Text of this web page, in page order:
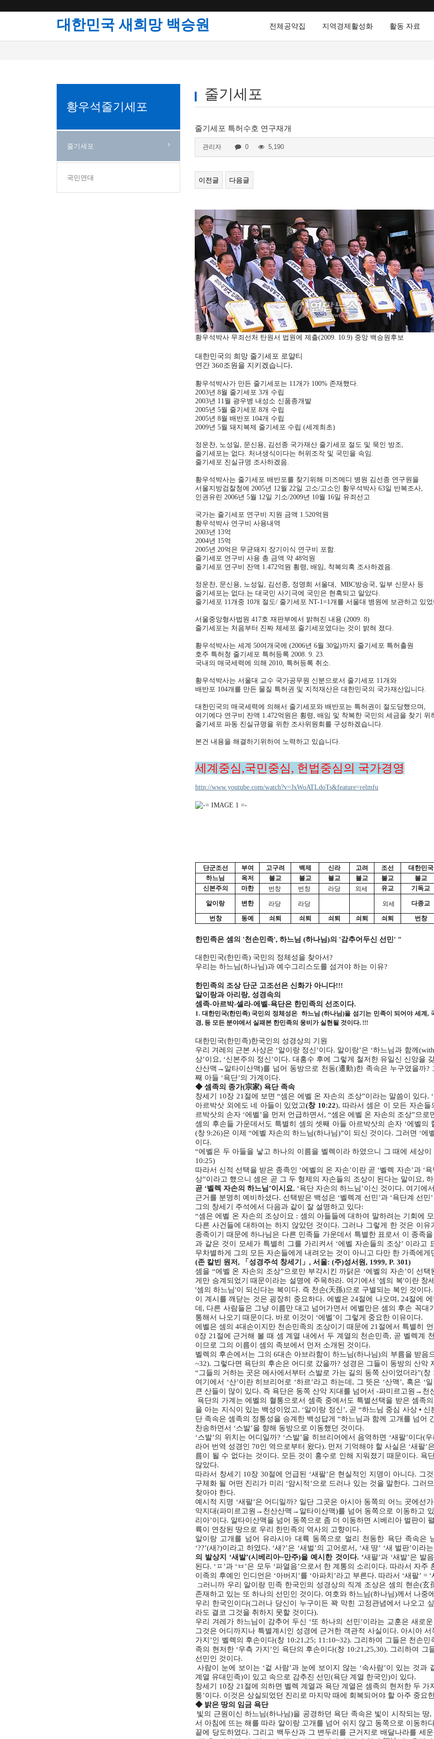
대한민국 새희망 백승원 전체공약집 지역경제활성화 활동 자료
황우석줄기세포
줄기세포
국민연대
줄기세포
줄기세포 특허수호 연구재개
관리자 0 5,190
이전글 다음글
황우석박사 무죄선처 탄원서 법원에 제출(2009. 10.9) 중앙 백승원후보
대한민국의 희망 줄기세포 로얄티
연간 360조원을 지키겠습니다.
황우석박사가 만든 줄기세포는 11개가 100% 존재했다.
2003년 8월 줄기세포 3개 수립
2003년 11월 광우병 내성소 신품종개발
2005년 5월 줄기세포 8개 수립
2005년 8월 배반포 104개 수립
2009년 5월 돼지복제 줄기세포 수립 (세계최초)
정운찬, 노성일, 문신용, 김선종 국가재산 줄기세포 절도 및 묵인 방조,
줄기세포는 없다. 처녀생식이다는 허위조작 및 국민을 속임.
줄기세포 진실규명 조사하겠음.
황우석박사는 줄기세포 배반포를 찾기위해 미즈메디 병원 김선종 연구원을
서울지방검찰청에 2005년 12월 22일 고소/고소인 황우석박사 63일 반복조사,
인권유린 2006년 5월 12일 기소/2009년 10월 16일 유죄선고
국가는 줄기세포 연구비 지원 금액 1.520억원
황우석박사 연구비 사용내역
2003년 13억
2004년 15억
2005년 20억은 무균돼지 장기이식 연구비 포함.
줄기세포 연구비 사용 총 금액 약 48억원
줄기세포 연구비 잔액 1.472억원 횡령, 배임, 착복의혹 조사하겠음.
정운찬, 문신용, 노성일, 김선종, 정명희 서울대, MBC방송국, 일부 신문사 등
줄기세포는 없다.는 대국민 사기극에 국민은 현혹되고 말았다.
줄기세포 11개중 10개 절도/ 줄기세포 NT-1=1개를 서울대 병원에 보관하고 있
서울중앙형사법원 417호 재판부에서 밝혀진 내용 (2009. 8)
줄기세포는 처음부터 진짜 체세포 줄기세포였다는 것이 밝혀 졌다.
황우석박사는 세계 50여개국에 (2006년 6월 30일)까지 줄기세포 특허출원
호주 특허청 줄기세포 특허등록 2008. 9. 23.
국내의 매국세력에 의해 2010, 특허등록 취소.
황우석박사는 서울대 교수 국가공무원 신분으로서 줄기세포 11개와
배반포 104개를 만든 물질 특허권 및 지적재산은 대한민국의 국가재산입니다.
대한민국의 매국세력에 의해서 줄기세포와 배반포는 특허권이 절도당했으며,
여기에다 연구비 잔액 1.472억원은 횡령, 배임 및 착복한 국민의 세금을 찾기 위
줄기세포 파동 진실규명을 위한 조사위원회를 구성하겠습니다.
본건 내용을 해결하기위하여 노력하고 있습니다.
세계중심,국민중심, 헌법중심의 국가경영
http://www.youtube.com/watch?v=JxWoATLdoTs&feature=relmfu
단군조선 부여 고구려 백제 신라 고려 조선
대한민국
하느님
옥저 불교 불교 불교 불교 불교
불교
신본주의
마한 번창 번창 라당 외세 유교 기독교
알이랑 변한 라당 라당 외세 다종교
번창 동예 쇠퇴 쇠퇴 쇠퇴 쇠퇴 쇠퇴 번창
한민족은 셈의 '천손민족', 하느님 (하나님)의 '감추어두신 선민' "
대한민국(한민족) 국민의 정체성을 찾아서?
우리는 하느님(하나님)과 예수그리스도를 섬겨야 하는 이유?
한민족의 조상 단군 고조선은 신화가 아니다!!!
알이랑과 아리랑, 성경속의
셈족-아르박-셀라-에벨-욕단은 한민족의 선조이다.
1. 대한민국(한민족) 국민의 정체성은 하느님 (하나님)을 섬기는 민족이 되어야 세계,
경, 등 모든 분야에서 실패본 한민족의 웅비가 실현될 것이다. !!!
대한민국(한민족)한국인의 성경상의 기원
우리 겨레의 근본 사상은 ‘알이랑 정신’이다. 알이랑’은 ‘하느님과 함께
상’이요, ‘신본주의 정신’이다. 대홍수 후에 그렇게 철저한 유일신 신앙
산산맥→알타이산맥)를 넘어 동방으로 천동(遷動)한 족속은 누구였을까
째 아들 ‘욕단’의 가계이다.
◆ 셈족의 종가(宗家) 욕단 족속
창세기 10장 21절에 보면 “셈은 에벨 온 자손의 조상”이라는 말씀이 있다.
아르박삿 외에도 네 아들이 있었고(창 10:22), 따라서 셈은 이 모든 자손
르박삿의 손자 ‘에벨’을 먼저 언급하면서, “셈은 에벨 온 자손의 조상”으
셈의 후손들 가운데서도 특별히 셈의 셋째 아들 아르박삿의 손자 ‘에벨의
(창 9:26)은 이제 “에벨 자손의 하느님(하나님)”이 되신 것이다. 그러면 ‘에
이다.
“에벨은 두 아들을 낳고 하나의 이름을 벨렉이라 하였으니 그 때에 세상
10:25)
따라서 신적 선택을 받은 종족인 ‘에벨의 온 자손’이란 곧 ‘벨렉 자손’과 ‘
상”이라고 했으니 셈은 곧 그 두 형제의 자손들의 조상이 된다는 말이요,
곧 ‘벨렉 자손의 하느님’이시요, ‘욕단 자손의 하느님’이신 것이다. 여기
근거를 분명히 예비하셨다. 선택받은 백성은 ‘벨렉계 선민’과 ‘욕단계 선
그의 창세기 주석에서 다음과 같이 잘 설명하고 있다:
“셈은 에벨 온 자손의 조상이요 : 셈의 아들들에 대하여 말하려는 기회에
다른 사건들에 대하여는 하지 않았던 것이다. 그러나 그렇게 한 것은 이
종족이기 때문에 하나님은 다른 민족들 가운데서 특별한 표로서 이 종족
과 같은 것이 모세가 특별히 그를 가리켜서 ‘에벨 자손들의 조상’ 이라
무차별하게 그의 모든 자손들에게 내려오는 것이 아니고 다만 한 가족에
(존 칼빈 원저, 「성경주석 창세기」, 서울: (주)성서원, 1999, P. 301)
셈을 “에벨 온 자손의 조상”으로만 부각시킨 까닭은 ‘에벨의 자손’이 선
게만 승계되었기 때문이라는 설명에 주목하라. 여기에서 '셈의 복'이란 창
'셈의 하느님'이 되신다는 복이다. 즉 천손(天孫)으로 구별되는 복인 것이다.
이 계시를 깨닫는 것은 굉장히 중요하다. 에벨은 24절에 나오며, 24절에
데, 다른 사람들은 그냥 이름만 대고 넘어가면서 에벨만은 셈의 후손 꼭대
통해서 나오기 때문이다. 바로 이것이 ‘에벨’이 그렇게 중요한 이유이다.
에벨은 셈의 4대손이지만 천손민족의 조상이기 때문에 21절에서 특별히
0장 21절에 근거해 볼 때 셈 계열 내에서 두 계열의 천손민족, 곧 벨렉계
이므로 그의 이름이 셈의 족보에서 먼저 소개된 것이다.
벨렉의 후손에서는 그의 6대손 아브라함이 하느님(하나님)의 부름을 받음
~32). 그렇다면 욕단의 후손은 어디로 갔을까? 성경은 그들이 동방의 산악
“그들의 거하는 곳은 메사에서부터 스발로 가는 길의 동쪽 산이었더라”(창
여기에서 ‘산’이란 히브리어로 ‘하르’라고 하는데, 그 뜻은 ‘산맥’, 혹은 ‘
큰 산들이 많이 있다. 즉 욕단은 동쪽 산악 지대를 넘어서 -파미르고원→
욕단의 가계는 에벨의 혈통으로서 셈족 중에서도 특별선택을 받은 셈족
을 아는 지식이 있는 백성이었고, ‘알이랑 정신’, 곧 “하느님 중심 사상 •
단 족속은 셈족의 정통성을 승계한 백성답게 “하느님과 함께 고개를 넘어
찬송하면서 ‘스발’을 향해 동방으로 이동했던 것이다.
‘스발’의 위치는 어디일까? ‘스발’을 히브리어에서 음역하면 ‘새팔’이다
라어 번역 성경인 70인 역으로부터 왔다). 먼저 기억해야 할 사실은 ‘새팔
름이 될 수 없다는 것이다. 모든 것이 홍수로 인해 지워졌기 때문이다. 욕
않았다.
따라서 창세기 10장 30절에 언급된 ‘새팔’은 현실적인 지명이 아니다. 그
구체화 될 어떤 진리가 미리 ‘암시적’으로 드러나 있는 것을 말한다. 그러
찾아야 한다.
예시적 지명 ‘새팔’은 어디일까? 일단 그곳은 아시아 동쪽의 어느 곳에선
악지대(파미르고원→천산산맥→알타이산맥)를 넘어 동쪽으로 이동하고
리아’이다. 알타이산맥을 넘어 동쪽으로 좀 더 이동하면 시베리아 벌판이
륙이 연장된 땅으로 우리 한민족의 역사의 고향이다.
알이랑 고개를 넘어 유라시아 대륙 동쪽으로 멀리 천동한 욕단 족속은
‘??’(새?)이라고 하였다. ‘새?’은 ‘새벌’의 고어로서, ‘새 땅’ ‘새 벌판’이라
의 발상지 ‘새발’(시베리아~만주)을 예시한 것이다. ‘새팔’과 ‘새발’은 발
된다. ‘ㅍ’과 ‘ㅂ’은 모두 ‘파열음’으로서 한 계통의 소리이다. 따라서 자주
이족의 후예인 인디언은 ‘아버지’를 ‘아파치’라고 부른다. 따라서 ‘새팔’ =
그 러니까 우리 알이랑 민족 한국인의 성경상의 직계 조상은 셈의 현손(玄
존재하고 있는 또 하나의 선민인 것이다. 여호와 하느님(하나님)께서 나중
우리 한국인이다(그러나 당신이 누구이든 꽉 막힌 고정관념에서 나오고
라도 결코 그것을 취하지 못할 것이다).
우리 겨레가 하느님이 감추어 두신 ‘또 하나의 선민’이라는 교훈은 새로
그것은 어디까지나 특별계시인 성경에 근거한 객관적 사실이다. 아시아
가지’인 벨렉의 후손이다(창 10:21,25; 11:10~32). 그리하여 그들은 천손
족의 현저한 ‘우측 가지’인 욕단의 후손이다(창 10:21,25,30). 그리하여
선민인 것이다.
사람이 눈에 보이는 ‘겉 사람’과 눈에 보이지 않는 ‘속사람’이 있는 것
계열 유대민족)이 있고 속으로 감추진 선민(욕단 계열 한국인)이 있다.
창세기 10장 21절에 의하면 벨렉 계열과 욕단 계열은 셈족의 현저한 두 가
통’이다. 이것은 상실되었던 진리로 마지막 때에 회복되어야 할 아주 중요
◆ 밝은 땅의 임금 욕단
빛의 근원이신 하느님(하나님)을 공경하던 욕단 족속은 빛이 시작되는
서 아침에 뜨는 해를 따라 알이랑 고개를 넘어 쉬지 않고 동쪽으로 이동하
끝에 당도하였다. 그리고 백두산과 그 변두리를 근거지로 배달나라를 세